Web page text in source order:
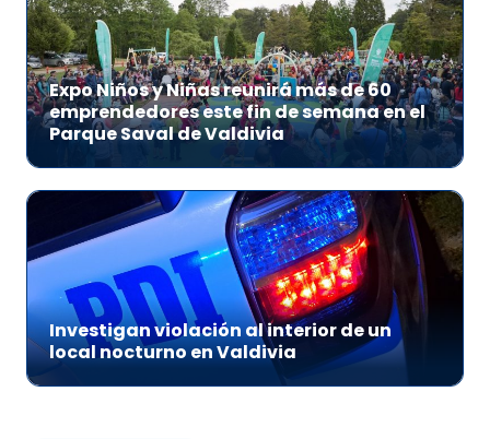
Expo Niños y Niñas reunirá más de 60
emprendedores este fin de semana en el
Parque Saval de Valdivia
Investigan violación al interior de un
local nocturno en Valdivia